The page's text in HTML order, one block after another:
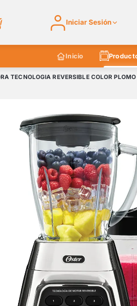
Iniciar Sesión
Inicio
TECNOLOGIA REVERSIBLE COLOR